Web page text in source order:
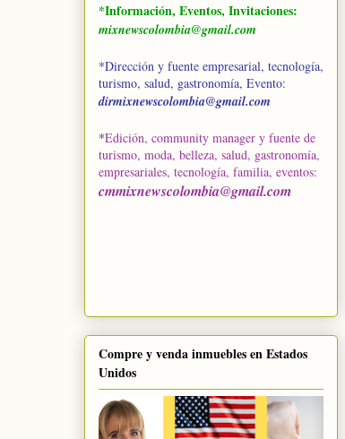
*Información, Eventos, Invitaciones:
mixnewscolombia@gmail.com
*Dirección y fuente empresarial, tecnología,
turismo, salud, gastronomía, Evento:
dirmixnewscolombia@gmail.com
*Edición, community manager y fuente de
turismo, moda, belleza, salud, gastronomía,
empresariales, tecnología, familia, eventos:
cmmixnewscolombia@gmail.com
Compre y venda inmuebles en Estados
Unidos